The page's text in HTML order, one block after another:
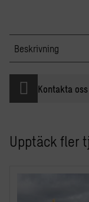
Beskrivning
Kontakta
Upptäck fler